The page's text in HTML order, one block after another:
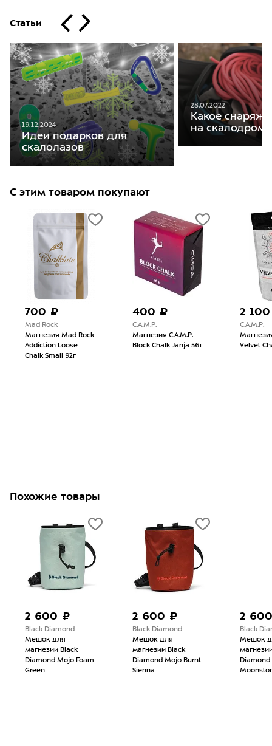
Статьи
19.12.2024
Идеи подарков для
скалолазов
28.07.2022
Какое
на скалодром
С этим товаром покупают
700 ₽
Mad Rock
Магнезия Mad Rock
Addiction Loose
Chalk Small 92г
400 ₽
C.A.M.P.
Магнезия C.A.M.P.
Block Chalk Janja 56г
2
C.A.M.P.
Velvet
Похожие товары
2 600 ₽
Black Diamond
Мешок для
магнезии Black
Diamond Mojo Foam
Green
2 600 ₽
Black Diamond
Мешок для
магнезии Black
Diamond Mojo Burnt
Sienna
2
Black
Мешок
Diamond